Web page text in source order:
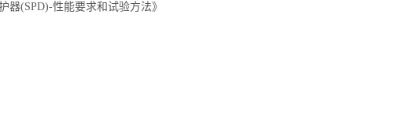
器(SPD)-性能要求和试验方法》